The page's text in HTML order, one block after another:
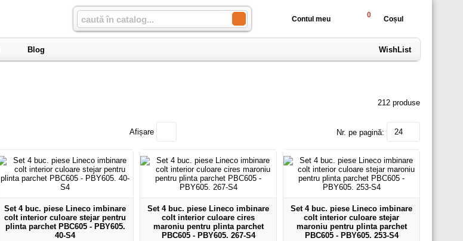
Contul meu 0 Coșul
Blog WishList
212 produse
Afișare Nr. pe pagină: 24
Set 4 buc. piese Lineco imbinare
colt interior culoare stejar pentru
plinta parchet PBC605 - PBY605.
40-S4
Set 4 buc. piese Lineco imbinare
colt interior culoare cires
maroniu pentru plinta parchet
PBC605 - PBY605. 267-S4
Set 4 buc. piese Lineco imbinare
colt interior culoare stejar
maroniu pentru plinta parchet
PBC605 - PBY605. 253-S4